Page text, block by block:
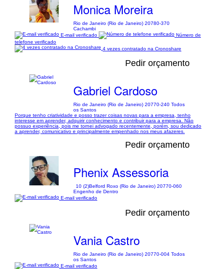
Monica Moreira
Rio de Janeiro (Rio de Janeiro) 20780-370
Cachambi
E-mail verificado
Número de
telefone verificado
4 vezes contratado na Cronoshare
Pedir orçamento
Gabriel Cardoso
Rio de Janeiro (Rio de Janeiro) 20770-240 Todos
os Santos
Porque tenho criatividade e posso trazer coisas novas para a empresa, tenho
interesse em aprender, adquirir conhecimento e contribuir para a empresa. Não
possuo experiência, pois me tornei advogado recentemente, porém, sou dedicado
a aprender, comunicativo e principalmente empenhado nos meus afazeres.
Pedir orçamento
Phenix Assessoria
10 (2)Belford Roxo (Rio de Janeiro) 20770-060
Engenho de Dentro
E-mail verificado
Pedir orçamento
Vania Castro
Rio de Janeiro (Rio de Janeiro) 20770-004 Todos
os Santos
E-mail verificado